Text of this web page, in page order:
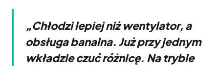
„Chłodzi lepiej niż wentylator, a
obsługa banalna. Już przy jednym
wkładzie czuć różnicę. Na trybie